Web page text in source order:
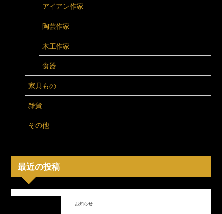
アイアン作家
陶芸作家
木工作家
食器
家具もの
雑貨
その他
最近の投稿
お知らせ